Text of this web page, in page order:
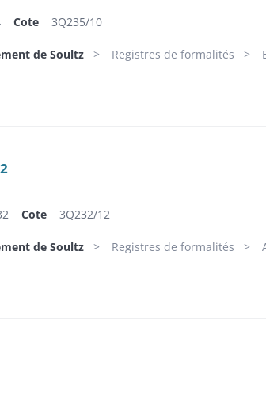
Cote 3Q235/10
de Soultz Registres de formalités
Cote 3Q232/12
de Soultz Registres de formalités